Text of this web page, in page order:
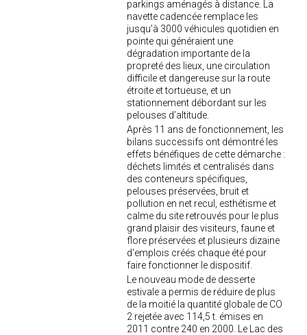
parkings aménagés à distance. La
navette cadencée remplace les
jusqu’à 3000 véhicules quotidien en
pointe qui généraient une
dégradation importante de la
propreté des lieux, une circulation
difficile et dangereuse sur la route
étroite et tortueuse, et un
stationnement débordant sur les
pelouses d’altitude.
Après 11 ans de fonctionnement, les
bilans successifs ont démontré les
effets bénéfiques de cette démarche :
déchets limités et centralisés dans
des conteneurs spécifiques,
pelouses préservées, bruit et
pollution en net recul, esthétisme et
calme du site retrouvés pour le plus
grand plaisir des visiteurs, faune et
flore préservées et plusieurs dizaine
d'emplois créés chaque été pour
faire fonctionner le dispositif.
Le nouveau mode de desserte
estivale a permis de réduire de plus
de la moitié la quantité globale de CO
2 rejetée avec 114,5 t. émises en
2011 contre 240 en 2000. Le Lac des